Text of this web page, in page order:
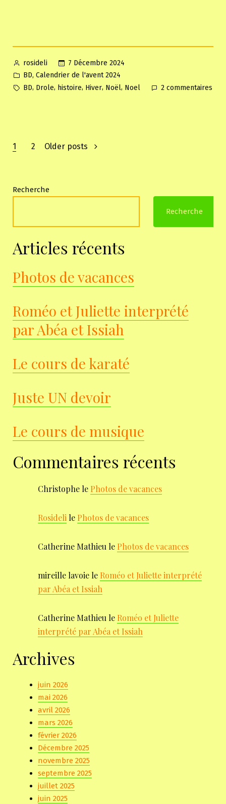
Posted
by
rosideli
7 Décembre 2024
Posted
in
BD, Calendrier de l'avent 2024
Tags:
BD, Drole, histoire, Hiver, Noël, Noel 2 commentaires
Pagination
publications
1 2 Older posts
Recherche
Recherche
Articles récents
Photos de vacances
Roméo et Juliette interprété
par Abéa et Issiah
Le cours de karaté
Juste UN devoir
Le cours de musique
Commentaires récents
Christophe le Photos de vacances
Rosideli le Photos de vacances
Catherine Mathieu le Photos de vacances
mireille lavoie le Roméo et Juliette interprété
par Abéa et Issiah
Catherine Mathieu le Roméo et Juliette
interprété par Abéa et Issiah
Archives
juin 2026
mai 2026
avril 2026
mars 2026
février 2026
Décembre 2025
novembre 2025
septembre 2025
juillet 2025
juin 2025